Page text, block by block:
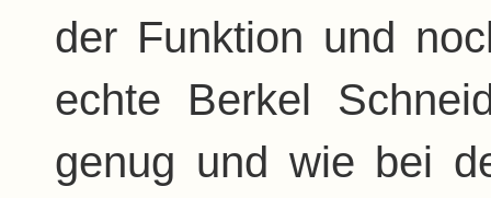
der Funktion und
echte Berkel
genug und wie bei